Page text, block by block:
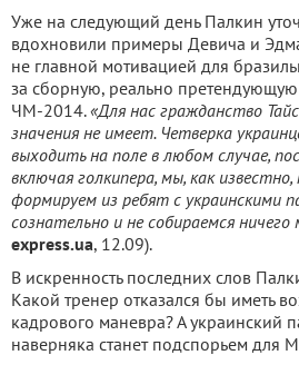
Уже на следующий день Палкин
вдохновили примеры Девича и
не главной мотивацией для
за сборную, реально
ЧМ-2014.«Для нас гражданство
значения не имеет. Четверка
выходить на поле в любом случае,
включая голкипера, мы, как
формируем из ребят с украинскими
сознательно и не собираемся ничего
express.ua, 12.09).
В искренность последних слов
Какой тренер отказался бы иметь
кадрового маневра? А украинский
наверняка станет подспорьем для